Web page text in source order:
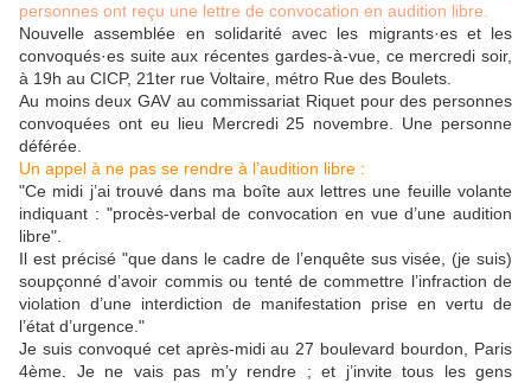
personnes ont reçu une lettre de convocation en audition libre.
Nouvelle assemblée en solidarité avec les migrants·es et les
convoqués·es suite aux récentes gardes-à-vue, ce mercredi soir,
à 19h au CICP, 21ter rue Voltaire, métro Rue des Boulets.
Au moins deux GAV au commissariat Riquet pour des personnes
convoquées ont eu lieu Mercredi 25 novembre. Une personne
déférée.
Un appel à ne pas se rendre à l’audition libre :
"Ce midi j’ai trouvé dans ma boîte aux lettres une feuille volante
indiquant : "procès-verbal de convocation en vue d’une audition
libre".
Il est précisé "que dans le cadre de l’enquête sus visée, (je suis)
soupçonné d’avoir commis ou tenté de commettre l’infraction de
violation d’une interdiction de manifestation prise en vertu de
l’état d’urgence."
Je suis convoqué cet après-midi au 27 boulevard bourdon, Paris
4ème. Je ne vais pas m’y rendre ; et j’invite tous les gens